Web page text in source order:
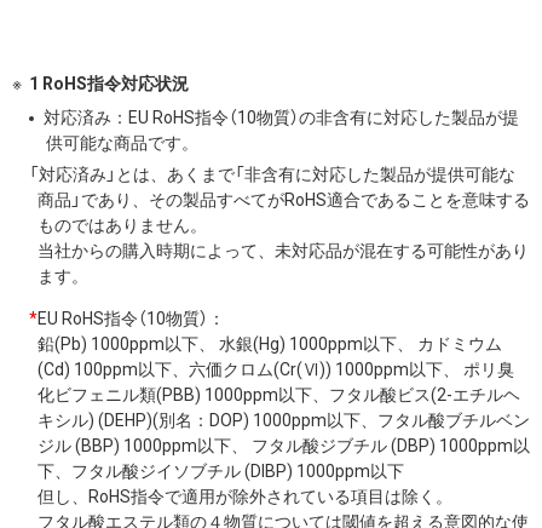
1 RoHS指令対応状況
対応済み：EU RoHS指令（10物質）の非含有に対応した製品が提
供可能な商品です。
「対応済み」とは、あくまで「非含有に対応した製品が提供可能な
商品」であり、その製品すべてがRoHS適合であることを意味する
ものではありません。
当社からの購入時期によって、未対応品が混在する可能性があり
ます。
*EU RoHS指令（10物質）：
鉛(Pb) 1000ppm以下、 水銀(Hg) 1000ppm以下、 カドミウム
(Cd) 100ppm以下、六価クロム(Cr(Ⅵ)) 1000ppm以下、 ポリ臭
化ビフェニル類(PBB) 1000ppm以下、フタル酸ビス(2-エチルヘ
キシル) (DEHP)(別名：DOP) 1000ppm以下、フタル酸ブチルベン
ジル (BBP) 1000ppm以下、 フタル酸ジブチル (DBP) 1000ppm以
下、フタル酸ジイソブチル (DIBP) 1000ppm以下
但し、RoHS指令で適用が除外されている項目は除く。
フタル酸エステル類の４物質については閾値を超える意図的な使